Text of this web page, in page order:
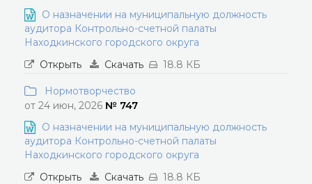
О назначении на муниципальную должность
аудитора Контрольно-счетной палаты
Находкинского городского округа
Открыть
Скачать 18.8 КБ
Нормотворчество
от 24 июн, 2026 № 747
О назначении на муниципальную должность
аудитора Контрольно-счетной палаты
Находкинского городского округа
Открыть
Скачать 18.8 КБ